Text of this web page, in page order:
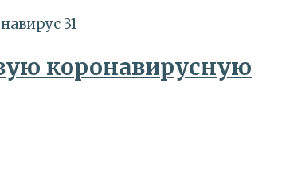
коронавирусную